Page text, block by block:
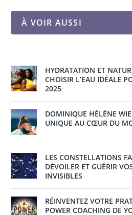
À VOIR AUSSI
HYDRATATION ET
CHOISIR L’EAU IDÉALE
2025
DOMINIQUE HÉLÈNE
UNIQUE AU CŒUR DU
LES CONSTELLATIONS
DÉVOILER ET GUÉRIR
INVISIBLES
RÉINVENTEZ VOTRE
POWER COACHING DE